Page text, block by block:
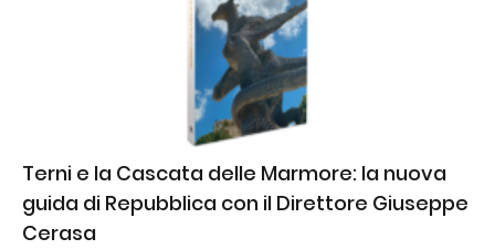
Terni e la Cascata delle Marmore: la nuova
guida di Repubblica con il Direttore Giuseppe
Cerasa